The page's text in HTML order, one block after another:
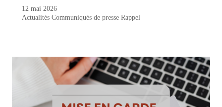
12 mai 2026
Actualités Communiqués de presse Rappel